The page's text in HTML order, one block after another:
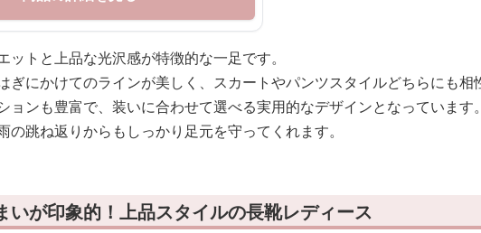
ットと上品な光沢感が特徴的な一足です。
ぎにかけてのラインが美しく、スカートやパンツスタイルどちらにも相
ョンも豊富で、装いに合わせて選べる実用的なデザインとなっています。
の跳ね返りからもしっかり足元を守ってくれます。
いが印象的！上品スタイルの長靴レディース